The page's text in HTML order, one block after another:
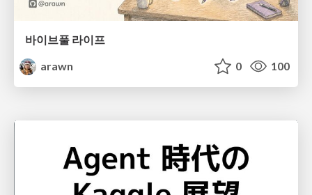
바이브풀 라이프
arawn
0 100